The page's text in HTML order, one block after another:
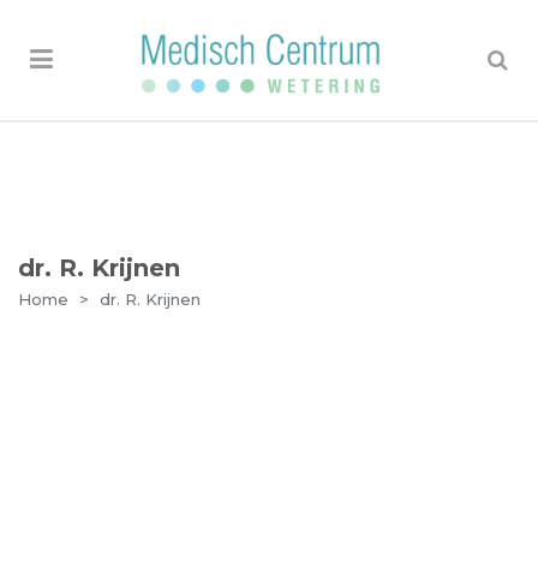
dr. R. Krijnen
Home > dr. R. Krijnen